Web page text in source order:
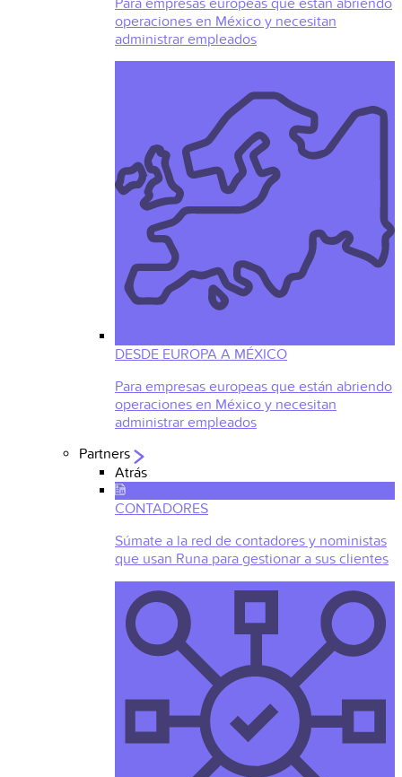
Para empresas europeas que están abriendo
operaciones en México y necesitan
administrar empleados
DESDE EUROPA A MÉXICO
Para empresas europeas que están abriendo
operaciones en México y necesitan
administrar empleados
Partners
Atrás
CONTADORES
Súmate a la red de contadores y noministas
que usan Runa para gestionar a sus clientes